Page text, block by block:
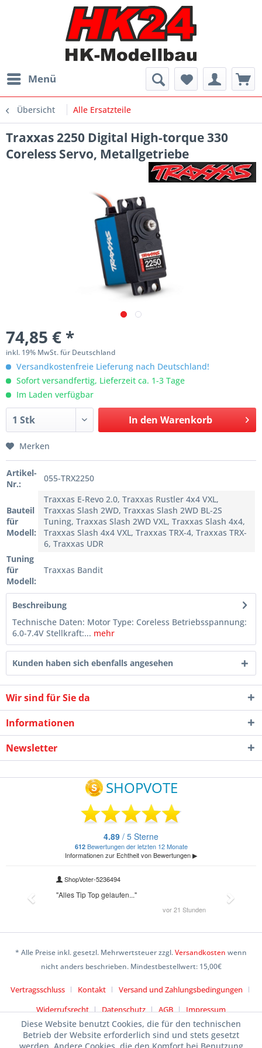
Menü
Übersicht Alle Ersatzteile
Traxxas 2250 Digital High-torque 330
Coreless Servo, Metallgetriebe
74,85 € *
inkl. 19% MwSt. für Deutschland
Versandkostenfreie Lieferung nach Deutschland!
Sofort versandfertig, Lieferzeit ca. 1-3 Tage
Im Laden verfügbar
In den Warenkorb
Merken
Artikel-
Nr.:
055-TRX2250
Bauteil
für
Modell:
Traxxas E-Revo 2.0, Traxxas Rustler 4x4 VXL,
Traxxas Slash 2WD, Traxxas Slash 2WD BL-2S
Tuning, Traxxas Slash 2WD VXL, Traxxas Slash 4x4,
Traxxas Slash 4x4 VXL, Traxxas TRX-4, Traxxas TRX-
6, Traxxas UDR
Tuning
für
Modell:
Traxxas Bandit
Beschreibung
Technische Daten: Motor Type: Coreless Betriebsspannung:
6.0-7.4V Stellkraft:... mehr
Kunden haben sich ebenfalls angesehen
Wir sind für Sie da
Informationen
Newsletter
* Alle Preise inkl. gesetzl. Mehrwertsteuer zzgl.Versandkosten wenn
nicht anders beschrieben. Mindestbestellwert: 15,00€
Vertragsschluss Kontakt
Versand und Zahlungsbedingungen
Widerrufsrecht
Datenschutz AGB Impressum
Diese Website benutzt Cookies, die für den technischen
Betrieb der Website erforderlich sind und stets gesetzt